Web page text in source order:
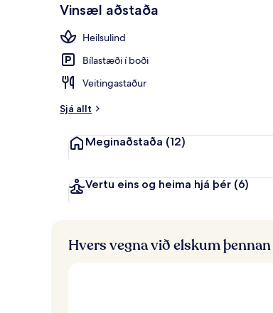
Vinsæl aðstaða
Heilsulind
Bílastæði í boði
Veitingastaður
Sjá allt
Meginaðstaða (12)
Vertu eins og heima hjá þér (6)
Hvers vegna við elskum